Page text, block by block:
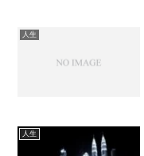
人生
人生